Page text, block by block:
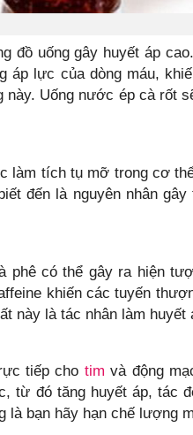
đồ uống gây huyết áp
áp lực của dòng máu,
này. Uống nước ép cà rốt
làm tích tụ mỡ trong cơ
đến là nguyên nhân
phê có thể gây ra hiện
khiến các tuyến
này là tác nhân làm huyết
tiếp cho tim và động
từ đó tăng huyết áp, tác
là bạn hãy hạn chế lượng